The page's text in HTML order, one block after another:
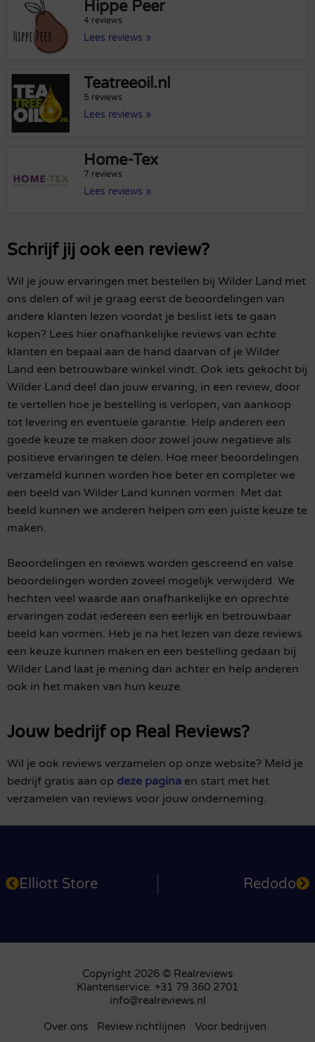
Hippe Peer
4 reviews
Lees reviews »
Teatreeoil.nl
5 reviews
Lees reviews »
Home-Tex
7 reviews
Lees reviews »
Schrijf jij ook een review?
Wil je jouw ervaringen met bestellen bij Wilder Land met
ons delen of wil je graag eerst de beoordelingen van
andere klanten lezen voordat je beslist iets te gaan
kopen? Lees hier onafhankelijke reviews van echte
klanten en bepaal aan de hand daarvan of je Wilder
Land een betrouwbare winkel vindt. Ook iets gekocht bij
Wilder Land deel dan jouw ervaring, in een review, door
te vertellen hoe je bestelling is verlopen, van aankoop
tot levering en eventuele garantie. Help anderen een
goede keuze te maken door zowel jouw negatieve als
positieve ervaringen te delen. Hoe meer beoordelingen
verzameld kunnen worden hoe beter en completer we
een beeld van Wilder Land kunnen vormen. Met dat
beeld kunnen we anderen helpen om een juiste keuze te
maken.
Beoordelingen en reviews worden gescreend en valse
beoordelingen worden zoveel mogelijk verwijderd. We
hechten veel waarde aan onafhankelijke en oprechte
ervaringen zodat iedereen een eerlijk en betrouwbaar
beeld kan vormen. Heb je na het lezen van deze reviews
een keuze kunnen maken en een bestelling gedaan bij
Wilder Land laat je mening dan achter en help anderen
ook in het maken van hun keuze.
Jouw bedrijf op Real Reviews?
Wil je ook reviews verzamelen op onze website? Meld je
bedrijf gratis aan op deze pagina en start met het
verzamelen van reviews voor jouw onderneming.
Elliott Store Redodo
Copyright 2026 © Realreviews
Klantenservice: +31 79 360 2701
info@realreviews.nl
Over ons Review richtlijnen Voor bedrijven